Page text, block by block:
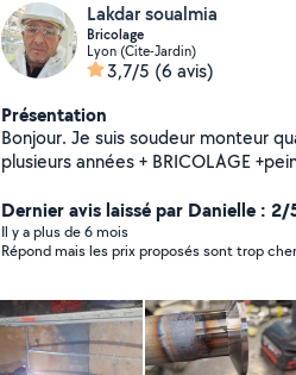
Lakdar soualmia
Bricolage
Lyon (Cite-Jardin)
3,7/5 (6 avis)
Présentation
Bonjour. Je suis soudeur monteur qualifié depuis
plusieurs années + BRICOLAGE
ou épaisses.
Dernier avis laissé par Danielle : 2/
Il y a plus de 6 mois
Répond mais les prix proposés sont trop